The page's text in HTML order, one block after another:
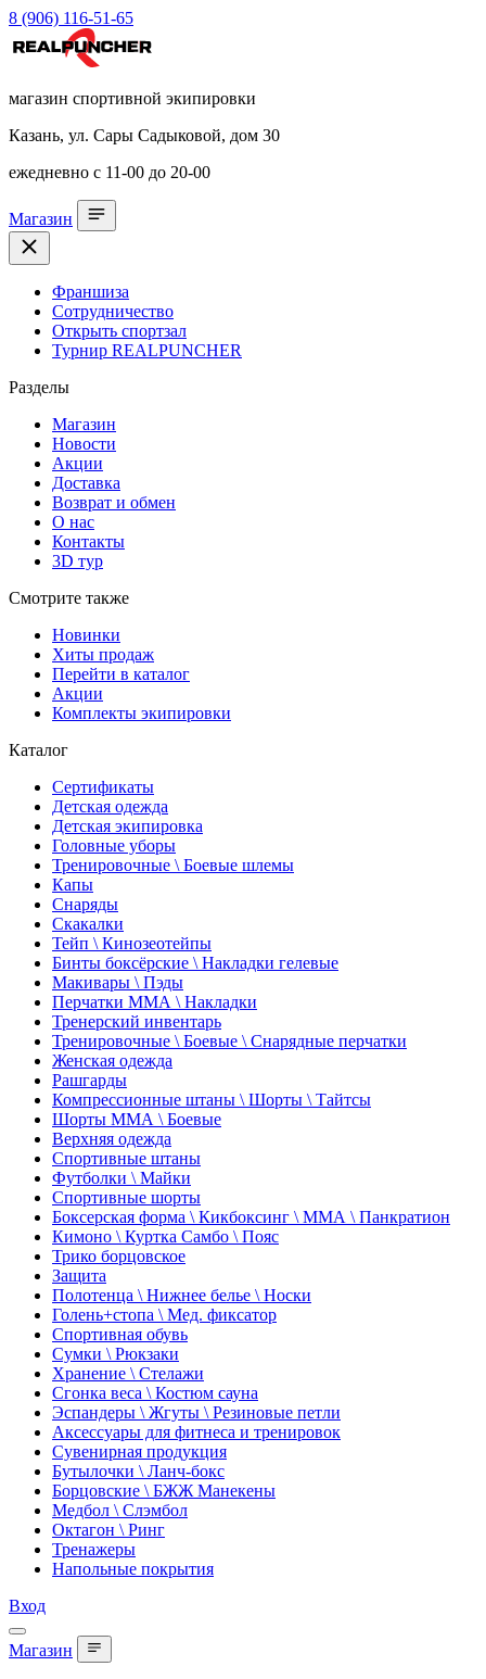
8 (906) 116-51-65
магазин спортивной экипировки
Казань, ул. Сары Садыковой, дом 30
ежедневно с 11-00 до 20-00
Магазин
Франшиза
Сотрудничество
Открыть спортзал
Турнир REALPUNCHER
Разделы
Магазин
Новости
Акции
Доставка
Возврат и обмен
О нас
Контакты
3D тур
Смотрите также
Новинки
Хиты продаж
Перейти в каталог
Акции
Комплекты экипировки
Каталог
Сертификаты
Детская одежда
Детская экипировка
Головные уборы
Тренировочные \ Боевые шлемы
Капы
Снаряды
Скакалки
Тейп \ Кинозеотейпы
Бинты боксёрские \ Накладки гелевые
Макивары \ Пэды
Перчатки ММА \ Накладки
Тренерский инвентарь
Тренировочные \ Боевые \ Снарядные перчатки
Женская одежда
Рашгарды
Компрессионные штаны \ Шорты \ Тайтсы
Шорты ММА \ Боевые
Верхняя одежда
Спортивные штаны
Футболки \ Майки
Спортивные шорты
Боксерская форма \ Кикбоксинг \ ММА \ Панкратион
Кимоно \ Куртка Самбо \ Пояс
Трико борцовское
Защита
Полотенца \ Нижнее белье \ Носки
Голень+стопа \ Мед. фиксатор
Спортивная обувь
Сумки \ Рюкзаки
Хранение \ Стелажи
Сгонка веса \ Костюм сауна
Эспандеры \ Жгуты \ Резиновые петли
Аксессуары для фитнеса и тренировок
Сувенирная продукция
Бутылочки \ Ланч-бокс
Борцовские \ БЖЖ Манекены
Медбол \ Слэмбол
Октагон \ Ринг
Тренажеры
Напольные покрытия
Вход
Магазин